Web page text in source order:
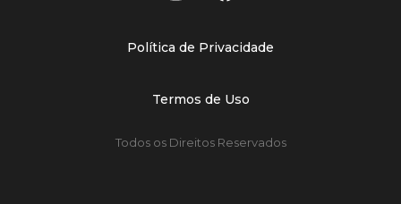
Política de Privacidade
Termos de Uso
Todos os Direitos Reservados